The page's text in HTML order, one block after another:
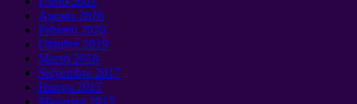
Agosto 2020
Pebrero 2020
Oktubre 2019
Marso 2018
Setyembre 2017
Hunyo 2017
Maaaring 2015